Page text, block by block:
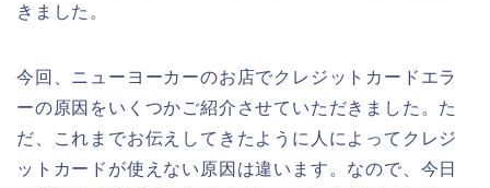
きました。
今回、ニューヨーカーのお店でクレジットカードエラ
ーの原因をいくつかご紹介させていただきました。た
だ、これまでお伝えしてきたように人によってクレジ
ットカードが使えない原因は違います。なので、今日